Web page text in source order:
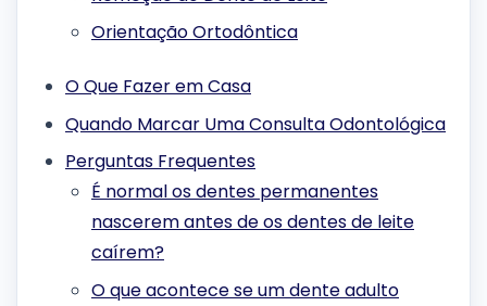
Orientação Ortodôntica
O Que Fazer em Casa
Quando Marcar Uma Consulta Odontológica
Perguntas Frequentes
É normal os dentes permanentes
nascerem antes de os dentes de leite
caírem?
O que acontece se um dente adulto